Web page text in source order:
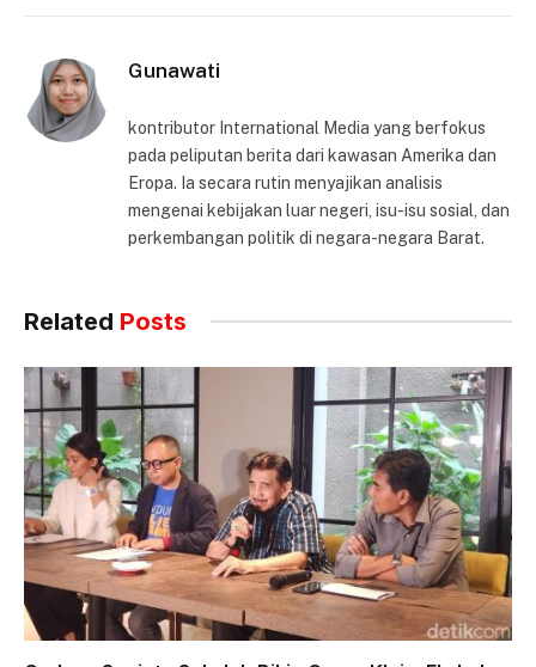
Gunawati
kontributor International Media yang berfokus
pada peliputan berita dari kawasan Amerika dan
Eropa. Ia secara rutin menyajikan analisis
mengenai kebijakan luar negeri, isu-isu sosial, dan
perkembangan politik di negara-negara Barat.
Related Posts